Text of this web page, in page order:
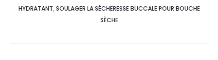
HYDRATANT, SOULAGER LA SÉCHERESSE BUCCALE POUR BOUCHE
SÈCHE